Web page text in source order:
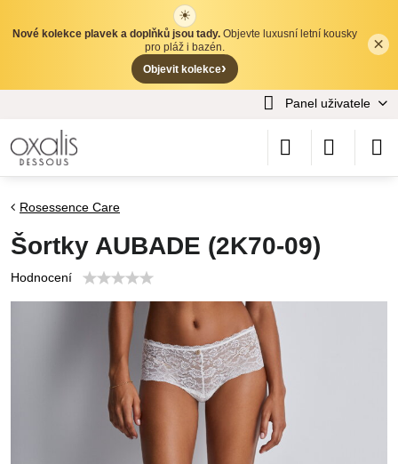
✕
×
☀
Nové kolekce plavek a doplňků jsou tady. Objevte luxusní letní kousky
pro pláž i bazén.
Objevit kolekce›
Panel uživatele
Rosessence Care
Šortky AUBADE (2K70-09)
Hodnocení